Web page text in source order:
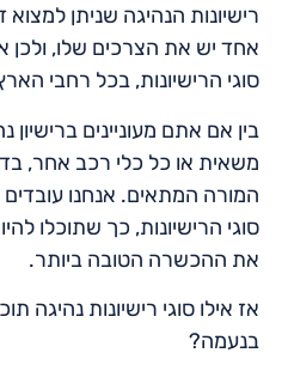
רישיונות הנהיגה שניתן
אחד יש את הצרכים שלו, ולכן
סוגי הרישיונות, בכל רחבי
בין אם אתם מעוניינים ברישיון
משאית או כל כלי רכב אחר,
המורה המתאים. אנחנו
סוגי הרישיונות, כך שתוכלו
את ההכשרה הטובה ביותר.
אז אילו סוגי רישיונות נהיגה
בנעמה?